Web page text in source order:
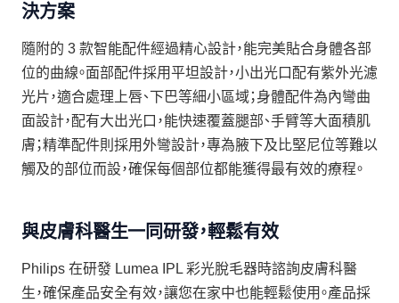
決方案
隨附的 3 款智能配件經過精心設計，能完美貼合身體各部
位的曲線。面部配件採用平坦設計，小出光口配有紫外光濾
光片，適合處理上唇、下巴等細小區域；身體配件為內彎曲
面設計，配有大出光口，能快速覆蓋腿部、手臂等大面積肌
膚；精準配件則採用外彎設計，專為腋下及比堅尼位等難以
觸及的部位而設，確保每個部位都能獲得最有效的療程。
與皮膚科醫生一同研發，輕鬆有效
Philips 在研發 Lumea IPL 彩光脫毛器時諮詢皮膚科醫
生，確保產品安全有效，讓您在家中也能輕鬆使用。產品採